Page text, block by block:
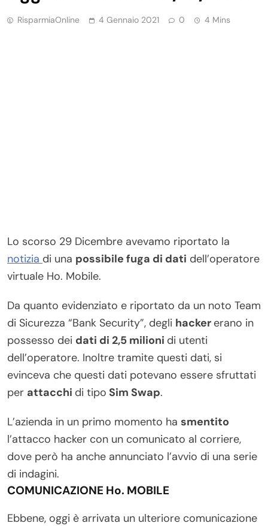
RisparmiaOnline 4 Gennaio 2021 0 4 Mins
Lo scorso 29 Dicembre avevamo riportato la
notizia di una possibile fuga di dati dell’operatore
virtuale Ho. Mobile.
Da quanto evidenziato e riportato da un noto Team
di Sicurezza “Bank Security”, degli hacker erano in
possesso dei dati di 2,5 milioni di utenti
dell’operatore. Inoltre tramite questi dati, si
evinceva che questi dati potevano essere sfruttati
per attacchi di tipo Sim Swap.
L’azienda in un primo momento ha smentito
l’attacco hacker con un comunicato al corriere,
dove però ha anche annunciato l’avvio di una serie
di indagini.
COMUNICAZIONE Ho. MOBILE
Ebbene, oggi è arrivata un ulteriore comunicazione